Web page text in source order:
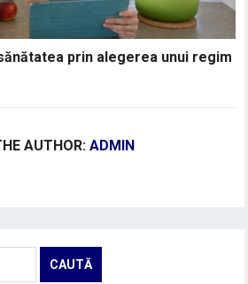
prin alegerea unui regim
AUTHOR:ADMIN